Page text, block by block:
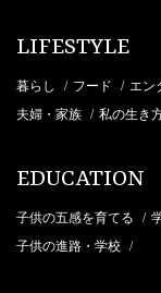
LIFESTYLE
暮らし / フード / エン
夫婦・家族 / 私の生き
EDUCATION
子供の五感を育てる /
子供の進路・学校 /